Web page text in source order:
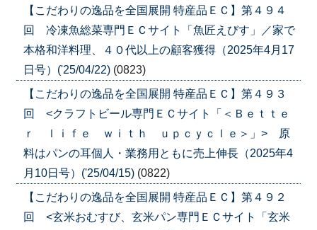
【こだわりの逸品を全国展開 特産品ＥＣ】第４９４
回 冷凍魚総菜専門ＥＣサイト「魚匠えびす」／家で
本格和洋料理、４０代以上の顧客獲得（2025年4月17
日号）('25/04/22) (0823)
【こだわりの逸品を全国展開 特産品ＥＣ】第４９３
回 <クラフトビール専門ＥＣサイト「＜Ｂｅｔｔｅ
ｒ ｌｉｆｅ ｗｉｔｈ ｕｐｃｙｃｌｅ＞」> 原
料はパンの耳個人・業務用ともに売上伸長（2025年4
月10日号）('25/04/15) (0822)
【こだわりの逸品を全国展開 特産品ＥＣ】第４９２
回 <玄米おむすび、玄米パン専門ＥＣサイト「玄米